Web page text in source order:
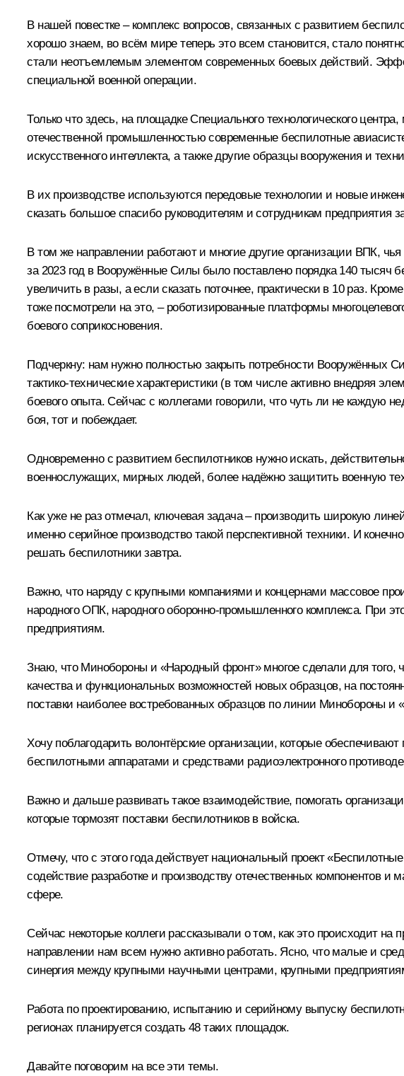
В нашей повестке – комплекс вопросов, связанных с развитием
хорошо знаем, во всём мире теперь это всем становится, стало
стали неотъемлемым элементом современных боевых действий.
специальной военной операции.
Только что здесь, на площадке Специального технологического
отечественной промышленностью современные беспилотные
искусственного интеллекта, а также другие образцы вооружения и
В их производстве используются передовые технологии и новые
сказать большое спасибо руководителям и сотрудникам предприятия
В том же направлении работают и многие другие организации ВПК,
за 2023 год в Вооружённые Силы было поставлено порядка 140 тысяч
увеличить в разы, а если сказать поточнее, практически в 10 раз.
тоже посмотрели на это, – роботизированные платформы
боевого соприкосновения.
Подчеркну: нам нужно полностью закрыть потребности Вооружённых
тактико-технические характеристики (в том числе активно внедряя
боевого опыта. Сейчас с коллегами говорили, что чуть ли не каждую
боя, тот и побеждает.
Одновременно с развитием беспилотников нужно искать,
военнослужащих, мирных людей, более надёжно защитить военную
Как уже не раз отмечал, ключевая задача – производить широкую
именно серийное производство такой перспективной техники. И
решать беспилотники завтра.
Важно, что наряду с крупными компаниями и концернами массовое
народного ОПК, народного оборонно-промышленного комплекса. При
предприятиям.
Знаю, что Минобороны и «Народный фронт» многое сделали для того,
качества и функциональных возможностей новых образцов, на
поставки наиболее востребованных образцов по линии Минобороны и
Хочу поблагодарить волонтёрские организации, которые
беспилотными аппаратами и средствами радиоэлектронного
Важно и дальше развивать такое взаимодействие, помогать
которые тормозят поставки беспилотников в войска.
Отмечу, что с этого года действует национальный проект
содействие разработке и производству отечественных компонентов
сфере.
Сейчас некоторые коллеги рассказывали о том, как это происходит
направлении нам всем нужно активно работать. Ясно, что малые и
синергия между крупными научными центрами, крупными
Работа по проектированию, испытанию и серийному выпуску
регионах планируется создать 48 таких площадок.
Давайте поговорим на все эти темы.